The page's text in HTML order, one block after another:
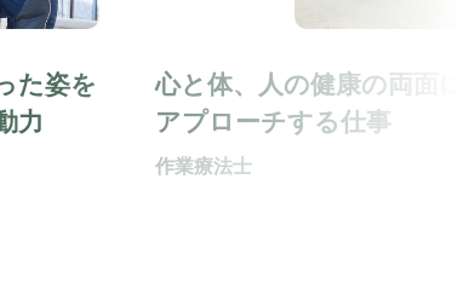
た姿を
力
心と体、人の健康の両面
アプローチする仕事
作業療法士